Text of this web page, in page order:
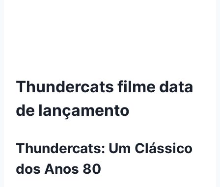
Thundercats filme data
de lançamento
Thundercats: Um Clássico
dos Anos 80